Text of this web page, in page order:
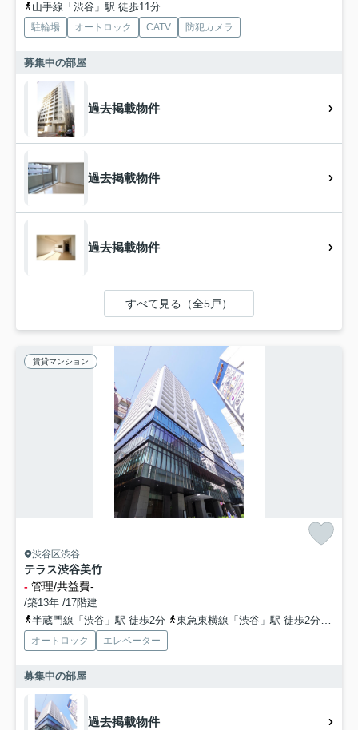
山手線「渋谷」駅 徒歩11分
駐輪場 オートロック CATV 防犯カメラ
募集中の部屋
過去掲載物件
過去掲載物件
過去掲載物件
すべて見る（全5戸）
賃貸マンション
渋谷区渋谷
テラス渋谷美竹
- 管理/共益費-
/築13年 /17階建
半蔵門線「渋谷」駅 徒歩2分
東急東横線「渋谷」駅 徒歩2分
オートロック エレベーター
募集中の部屋
過去掲載物件